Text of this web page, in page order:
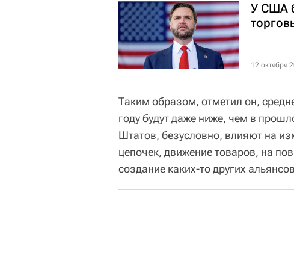
У США
12 октября
Таким образом, отметил он,
году будут даже ниже, чем в
Штатов, безусловно, влияют на
цепочек, движение товаров, на
создание каких-то других